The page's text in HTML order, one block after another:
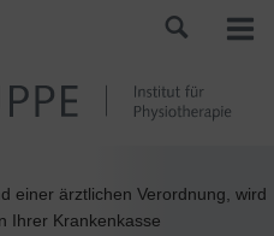
einer ärztlichen Verordnung, wird
Ihrer Krankenkasse